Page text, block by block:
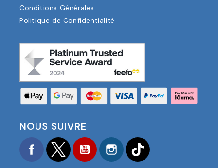
Conditions Générales
Politique de Confidentialité
NOUS SUIVRE
FacebookTwitter YouTubeInstagram